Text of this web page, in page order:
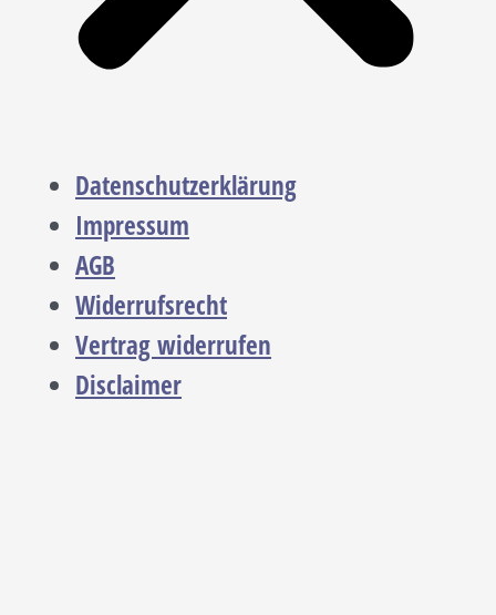
Datenschutzerklärung
Impressum
AGB
Widerrufsrecht
Vertrag widerrufen
Disclaimer